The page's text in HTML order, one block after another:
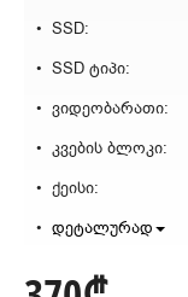
SSD:
SSD ტიპი:
ვიდეობარათი:
კვების ბლოკი:
ქეისი:
დეტალურად